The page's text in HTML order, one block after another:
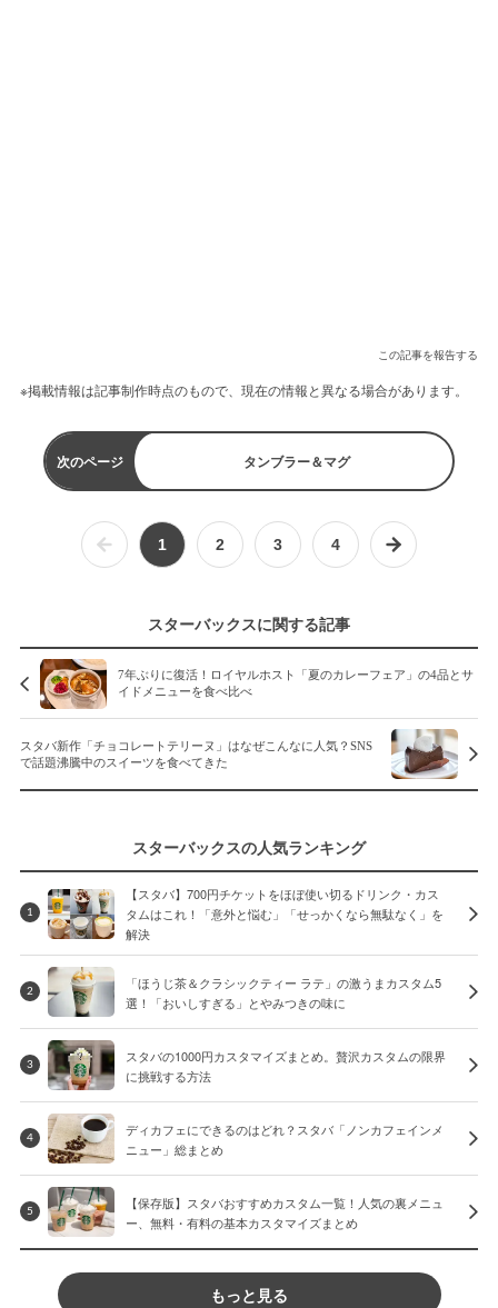
この記事を報告する
※掲載情報は記事制作時点のもので、現在の情報と異なる場合があります。
次のページ タンブラー＆マグ
1 2 3 4
スターバックスに関する記事
7年ぶりに復活！ロイヤルホスト「夏のカレーフェア」の4品とサ
イドメニューを食べ比べ
スタバ新作「チョコレートテリーヌ」はなぜこんなに人気？SNS
で話題沸騰中のスイーツを食べてきた
スターバックスの人気ランキング
1
【スタバ】700円チケットをほぼ使い切るドリンク・カス
タムはこれ！「意外と悩む」「せっかくなら無駄なく」を
解決
2
「ほうじ茶＆クラシックティー ラテ」の激うまカスタム5
選！「おいしすぎる」とやみつきの味に
3
スタバの1000円カスタマイズまとめ。贅沢カスタムの限界
に挑戦する方法
4
ディカフェにできるのはどれ？スタバ「ノンカフェインメ
ニュー」総まとめ
5
【保存版】スタバおすすめカスタム一覧！人気の裏メニュ
ー、無料・有料の基本カスタマイズまとめ
もっと見る